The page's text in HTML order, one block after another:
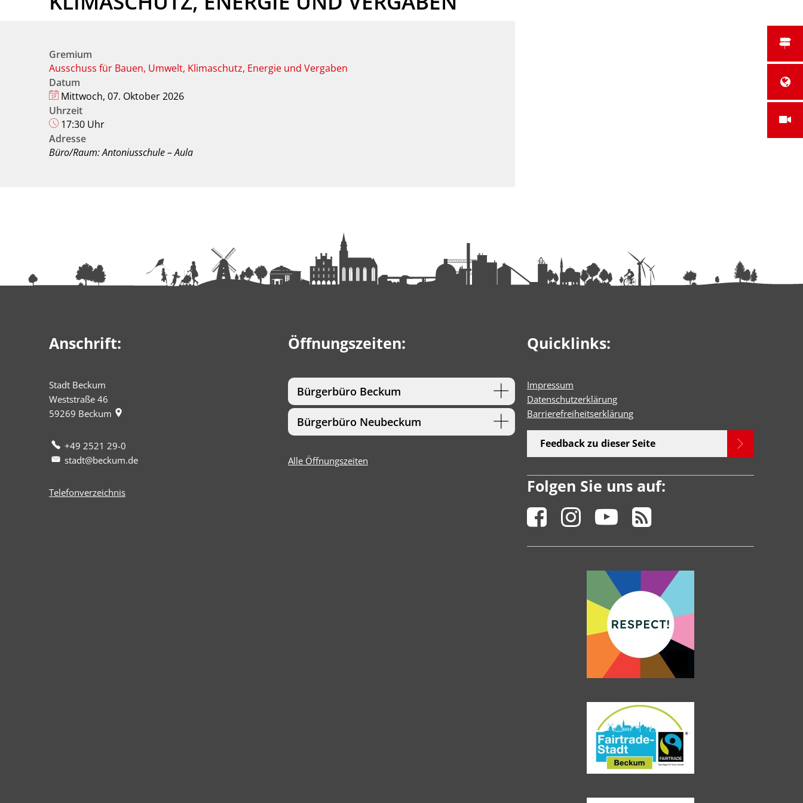
Gremium
Ausschuss für Bauen, Umwelt, Klimaschutz, Energie und Vergaben
Datum
Mittwoch, 07. Oktober 2026
Uhrzeit
17:30 Uhr
Adresse
Büro/Raum: Antoniusschule – Aula
Anschrift:
Stadt Beckum
Weststraße 46
59269 Beckum
+49 2521 29-0
stadt@beckum.de
Telefonverzeichnis
Öffnungszeiten:
Bürgerbüro Beckum
Bürgerbüro Neubeckum
Alle Öffnungszeiten
Quicklinks:
Impressum
Datenschutzerklärung
Barrierefreiheitserklärung
Feedback zu dieser Seite
Folgen Sie uns auf: